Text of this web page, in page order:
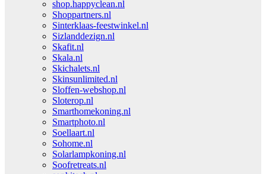
shop.happyclean.nl
Shoppartners.nl
Sinterklaas-feestwinkel.nl
Sizlanddezign.nl
Skafit.nl
Skala.nl
Skichalets.nl
Skinsunlimited.nl
Sloffen-webshop.nl
Sloterop.nl
Smarthomekoning.nl
Smartphoto.nl
Soellaart.nl
Sohome.nl
Solarlampkoning.nl
Soofretreats.nl